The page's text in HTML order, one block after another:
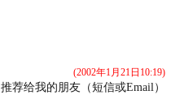
(2002年1月21日10:19)
推荐给我的朋友（短信或Email）